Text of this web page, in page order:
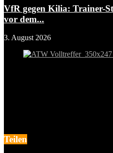
VfR gegen Kilia: Trainer-
vor dem...
3. August 2026
Teilen